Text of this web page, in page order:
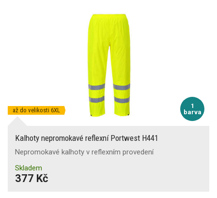
1
barva
až do velikosti 6XL
Kalhoty nepromokavé reflexní Portwest H441
Nepromokavé kalhoty v reflexním provedení
Skladem
377 Kč